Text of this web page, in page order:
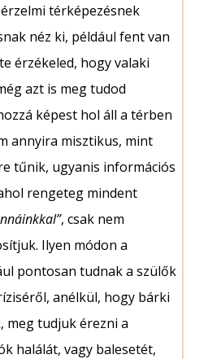
térképezésnek
néz ki, például fent van
érzékeled, hogy valaki
azt is meg tudod
képest hol áll a térben
annyira misztikus, mint
tűnik, ugyanis információs
rengeteg mindent
, csak nem
Ilyen módon a
pontosan tudnak a szülők
anélkül, hogy bárki
meg tudjuk érezni a
halálát, vagy balesetét,